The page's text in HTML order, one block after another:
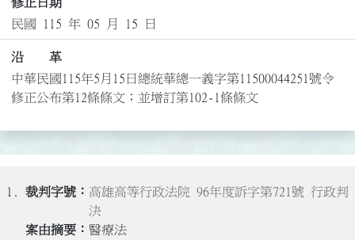
修正日期
民國 115 年 05 月 15 日
沿 革
中華民國115年5月15日總統華總一義字第11500044251號令
修正公布第12條條文；並增訂第102-1條條文
1.
高雄高等行政法院 96年度訴字第721號 行政判
決
醫療法